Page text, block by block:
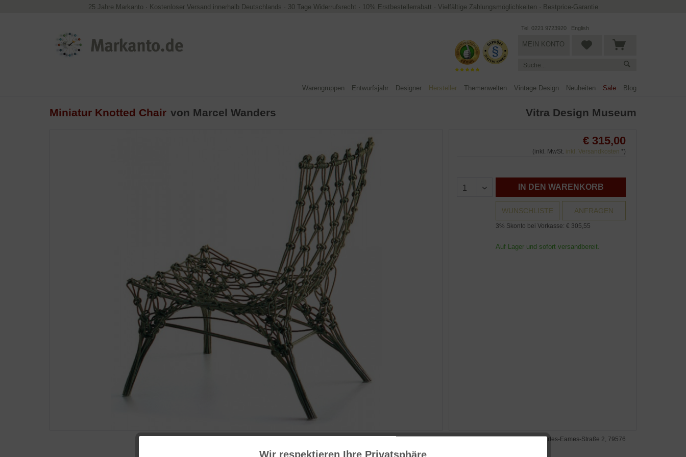
25 Jahre Markanto · Kostenloser Versand innerhalb Deutschlands · 30 Tage Widerrufsrecht · 10% Erstbestellerrabatt · Vielfältige Zahlungsmöglichkeiten · Bestprice-Garantie
Tel. 0221 9723920 English
MEIN KONTO
Warengruppen Entwurfsjahr Designer Hersteller Themenwelten Vintage Design Neuheiten Sale Blog
Miniatur Knotted Chair von Marcel Wanders Vitra Design Museum
€ 315,00
(inkl. MwSt. inkl. Versandkosten *)
IN DEN WARENKORB
WUNSCHLISTE ANFRAGEN
3% Skonto bei Vorkasse: € 305,55
Auf Lager und sofort versandbereit.
Hersteller: Vitra Factory GmbH, Charles-Eames-Straße 2, 79576
Wir respektieren Ihre Privatsphäre